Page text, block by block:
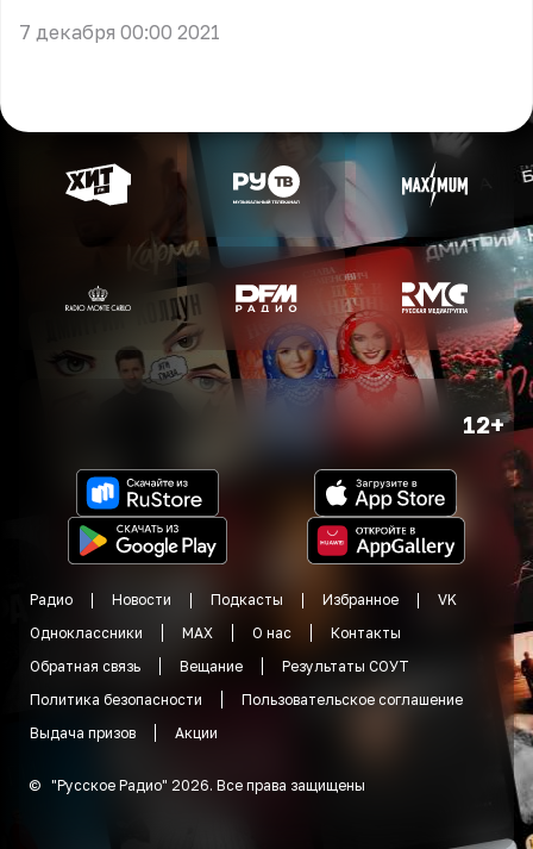
7 декабря 00:00 2021
12+
Радио Новости Подкасты Избранное
VK
Одноклассники
MAX О нас
Контакты
Обратная связь
Вещание
Результаты СОУТ
Политика безопасности
Пользовательское соглашение
Выдача призов
Акции
© "Русское Радио" 2026. Все права защищены